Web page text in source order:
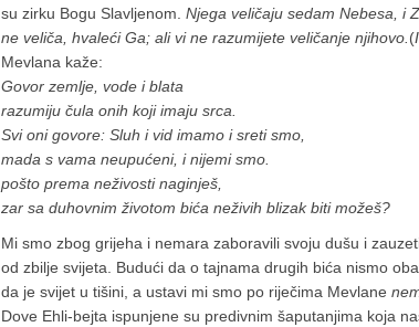
su zirku Bogu Slavljenom. Njega veličaju sedam Nebesa, i
ne veliča, hvaleći Ga; ali vi ne razumijete veličanje njihovo.(
Mevlana kaže:
Govor zemlje, vode i blata
razumiju čula onih koji imaju srca.
Svi oni govore: Sluh i vid imamo i sreti smo,
mada s vama neupućeni, i nijemi smo.
pošto prema neživosti naginješ,
zar sa duhovnim životom bića neživih blizak biti možeš?
Mi smo zbog grijeha i nemara zaboravili svoju dušu i
od zbilje svijeta. Budući da o tajnama drugih bića nismo
da je svijet u tišini, a ustavi mi smo po riječima Mevlane
Dove Ehli-bejta ispunjene su predivnim šaputanjima koja